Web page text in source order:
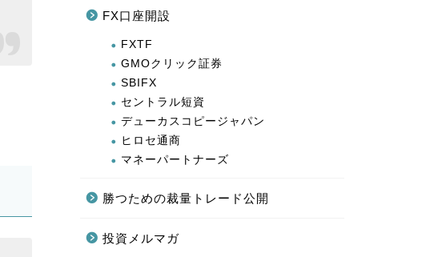
FX口座開設
FXTF
GMOクリック証券
SBIFX
セントラル短資
デューカスコピージャパン
ヒロセ通商
マネーパートナーズ
勝つための裁量トレード公開
投資メルマガ